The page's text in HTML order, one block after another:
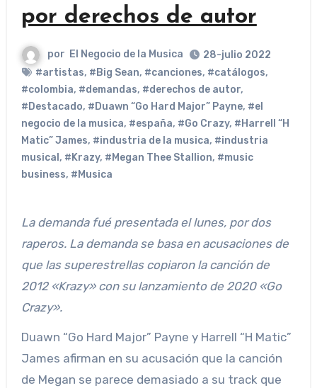
por derechos de autor
por El Negocio de la Musica
28-julio 2022
#artistas, #Big Sean, #canciones, #catálogos,
#colombia, #demandas, #derechos de autor,
#Destacado, #Duawn “Go Hard Major” Payne, #el
negocio de la musica, #españa, #Go Crazy, #Harrell “H
Matic” James, #industria de la musica, #industria
musical , #Krazy, #Megan Thee Stallion, #music
business, #Musica
La demanda fué presentada el lunes, por dos
raperos. La demanda se basa en acusaciones de
que las superestrellas copiaron la canción de
2012 «Krazy» con su lanzamiento de 2020 «Go
Crazy».
Duawn “Go Hard Major” Payne y Harrell “H Matic”
James afirman en su acusación que la canción
de Megan se parece demasiado a su track que